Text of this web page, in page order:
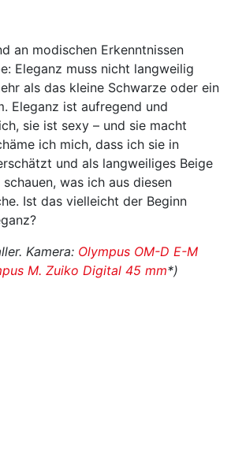
an modischen Erkenntnissen
Eleganz muss nicht langweilig
als das kleine Schwarze oder ein
Eleganz ist aufregend und
sie ist sexy – und sie macht
ich mich, dass ich sie in
und als langweiliges Beige
was ich aus diesen
Ist das vielleicht der Beginn
Kamera: Olympus OM-D E-M
M. Zuiko Digital 45 mm*)